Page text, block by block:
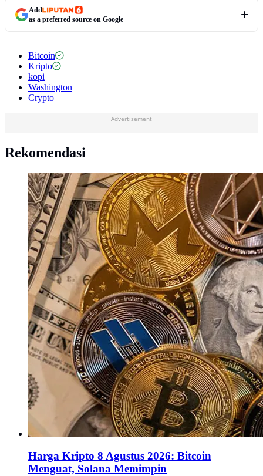
Add
as a preferred source on Google
Bitcoin
Kripto
kopi
Washington
Crypto
Advertisement
Rekomendasi
Harga Kripto 8 Agustus 2026: Bitcoin
Menguat, Solana Memimpin